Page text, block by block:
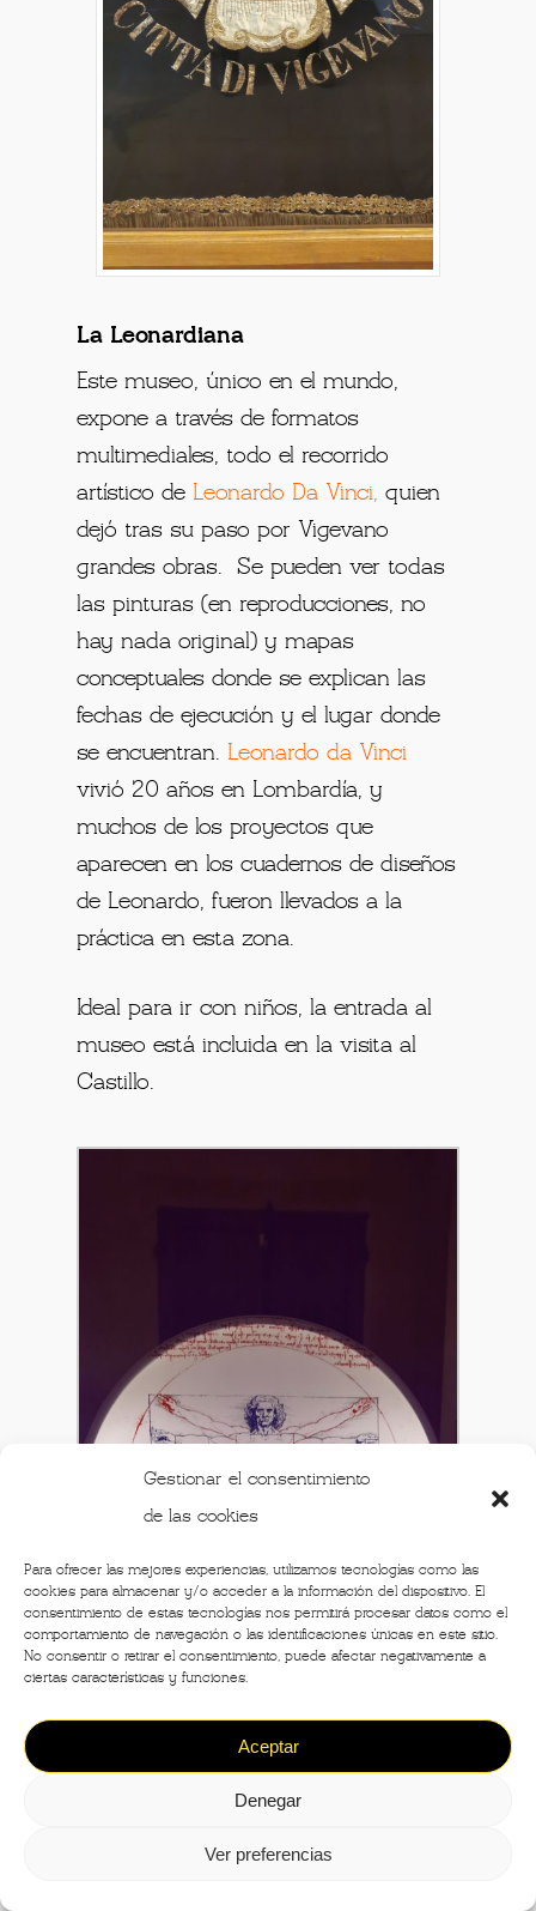
Gestionar el consentimiento
de las cookies
Para ofrecer las mejores experiencias, utilizamos tecnologías como las
cookies para almacenar y/o acceder a la información del dispositivo. El
consentimiento de estas tecnologías nos permitirá procesar datos como el
comportamiento de navegación o las identificaciones únicas en este sitio.
No consentir o retirar el consentimiento, puede afectar negativamente a
ciertas características y funciones.
Aceptar
Denegar
Ver preferencias
La Leonardiana
Este museo, único en el mundo,
expone a través de formatos
multimediales, todo el recorrido
artístico de Leonardo Da Vinci, quien
dejó tras su paso por Vigevano
grandes obras. Se pueden ver todas
las pinturas (en reproducciones, no
hay nada original) y mapas
conceptuales donde se explican las
fechas de ejecución y el lugar donde
se encuentran. Leonardo da Vinci
vivió 20 años en Lombardía, y
muchos de los proyectos que
aparecen en los cuadernos de diseños
de Leonardo, fueron llevados a la
práctica en esta zona.
Ideal para ir con niños, la entrada al
museo está incluida en la visita al
Castillo.